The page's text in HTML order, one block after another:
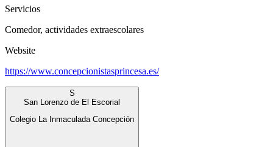
Servicios
Comedor, actividades extraescolares
Website
https://www.concepcionistasprincesa.es/
S
San Lorenzo de El Escorial
Colegio La Inmaculada Concepción